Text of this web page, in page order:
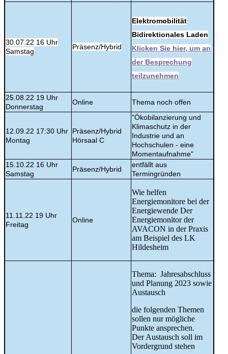
30.07.22 16 Uhr
Samstag
Präsenz/Hybrid
Elektromobilität
Bidirektionales Laden
Klicken Sie hier, um an
der Besprechung
teilzunehmen
25.08.22 19 Uhr
Donnerstag
Online Thema noch offen
12.09.22 17:30 Uhr
Montag
Präsenz/Hybrid
Hörsaal C
"Ökobilanzierung und
Klimaschutz in der
Industrie und an
Hochschulen - eine
Momentaufnahme"
15.10.22 16 Uhr
Samstag
Präsenz/Hybrid
entfällt aus
Termingründen
11.11.22 19 Uhr
Freitag
Online
Wie helfen
Energiemonitore bei der
Energiewende Der
Energiemonitor der
AVACON in der Praxis
am Beispiel des LK
Hildesheim
Thema: Jahresabschluss
und Planung 2023 sowie
Austausch
die folgenden Themen
sollen nur mögliche
Punkte ansprechen.
Der Austausch soll im
Vordergrund stehen